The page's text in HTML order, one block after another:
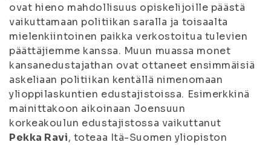
ovat hieno mahdollisuus opiskelijoille päästä
vaikuttamaan politiikan saralla ja toisaalta
mielenkiintoinen paikka verkostoitua tulevien
päättäjiemme kanssa. Muun muassa monet
kansanedustajathan ovat ottaneet ensimmäisiä
askeliaan politiikan kentällä nimenomaan
ylioppilaskuntien edustajistoissa. Esimerkkinä
mainittakoon aikoinaan Joensuun
korkeakoulun edustajistossa vaikuttanut
Pekka Ravi, toteaa Itä-Suomen yliopiston